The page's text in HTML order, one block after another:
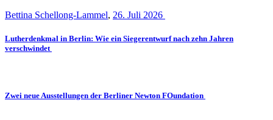
Bettina Schellong-Lammel, 26. Juli 2026
Lutherdenkmal in Berlin: Wie ein Siegerentwurf nach zehn Jahren
verschwindet
Zwei neue Ausstellungen der Berliner Newton FOundation